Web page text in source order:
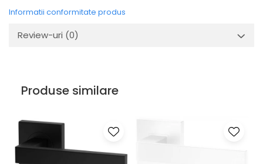
Informatii conformitate produs
Review-uri (0)
Produse similare